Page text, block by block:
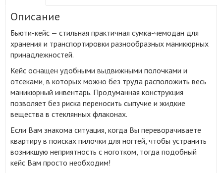
Описание
Бьюти-кейс — стильная практичная сумка-чемодан для
хранения и транспортировки разнообразных маникюрных
принадлежностей.
Кейс оснащен удобными выдвижными полочками и
отсеками, в которых можно без труда расположить весь
маникюрный инвентарь. Продуманная конструкция
позволяет без риска переносить сыпучие и жидкие
вещества в стеклянных флаконах.
Если Вам знакома ситуация, когда Вы переворачиваете
квартиру в поисках пилочки для ногтей, чтобы устранить
возникшую неприятность с ноготком, тогда подобный
кейс Вам просто необходим!